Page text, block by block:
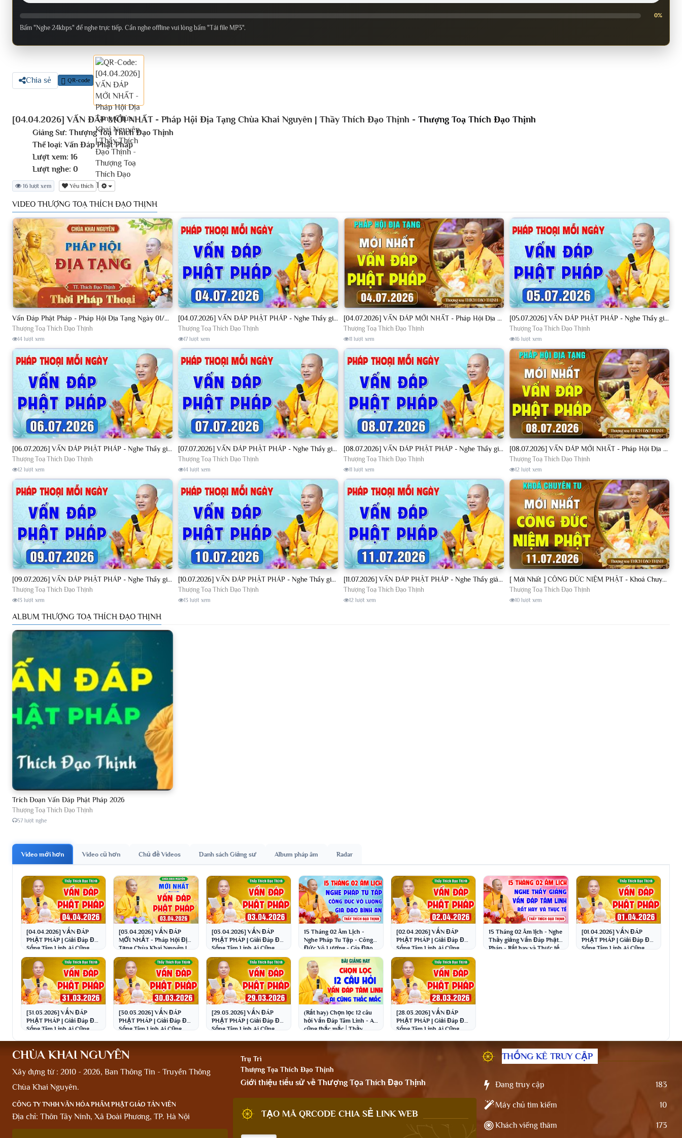
0%
Bấm "Nghe 24kbps" để nghe trực tiếp. Cần nghe offline vui lòng bấm "Tải file MP3".
Chia sẻ QR-code
[04.04.2026] VẤN ĐÁP MỚI NHẤT - Pháp Hội Địa Tạng Chùa Khai Nguyên | Thầy Thích Đạo Thịnh - Thượng Toạ Thích Đạo Thịnh
Giảng Sư: Thượng Toạ Thích Đạo Thịnh
Thể loại: Vấn Đáp Phật Pháp
Lượt xem: 16
Lượt nghe: 0
16 lượt xem Yêu thích
VIDEO THƯỢNG TOẠ THÍCH ĐẠO THỊNH
Vấn Đáp Phật Pháp - Pháp Hội Địa Tạng Ngày 01/08/2026│TT. Thích Đạo Thịnh
Thượng Toạ Thích Đạo Thịnh
14 lượt xem
[04.07.2026] VẤN ĐÁP PHẬT PHÁP - Nghe Thầy giảng Pháp mỗi ngày CÔNG ĐỨC VÔ LƯỢNG│TT. Thích Đạo Thịnh
Thượng Toạ Thích Đạo Thịnh
17 lượt xem
[04.07.2026] VẤN ĐÁP MỚI NHẤT - Pháp Hội Địa Tạng Chùa Khai Nguyên | TT. Thích Đạo Thịnh
Thượng Toạ Thích Đạo Thịnh
11 lượt xem
[05.07.2026] VẤN ĐÁP PHẬT PHÁP - Nghe Thầy giảng Pháp mỗi ngày CÔNG ĐỨC VÔ LƯỢNG│TT. Thích Đạo Thịnh
Thượng Toạ Thích Đạo Thịnh
16 lượt xem
[06.07.2026] VẤN ĐÁP PHẬT PHÁP - Nghe Thầy giảng Pháp mỗi ngày CÔNG ĐỨC VÔ LƯỢNG│TT. Thích Đạo Thịnh
Thượng Toạ Thích Đạo Thịnh
12 lượt xem
[07.07.2026] VẤN ĐÁP PHẬT PHÁP - Nghe Thầy giảng Pháp mỗi ngày CÔNG ĐỨC VÔ LƯỢNG│TT. Thích Đạo Thịnh
Thượng Toạ Thích Đạo Thịnh
14 lượt xem
[08.07.2026] VẤN ĐÁP PHẬT PHÁP - Nghe Thầy giảng Pháp mỗi ngày CÔNG ĐỨC VÔ LƯỢNG│TT. Thích Đạo Thịnh
Thượng Toạ Thích Đạo Thịnh
11 lượt xem
[08.07.2026] VẤN ĐÁP MỚI NHẤT - Pháp Hội Địa Tạng Chùa Khai Nguyên | TT. Thích Đạo Thịnh
Thượng Toạ Thích Đạo Thịnh
12 lượt xem
[09.07.2026] VẤN ĐÁP PHẬT PHÁP - Nghe Thầy giảng Pháp mỗi ngày CÔNG ĐỨC VÔ LƯỢNG│TT. Thích Đạo Thịnh
Thượng Toạ Thích Đạo Thịnh
13 lượt xem
[10.07.2026] VẤN ĐÁP PHẬT PHÁP - Nghe Thầy giảng Pháp mỗi ngày CÔNG ĐỨC VÔ LƯỢNG│TT. Thích Đạo Thịnh
Thượng Toạ Thích Đạo Thịnh
13 lượt xem
[11.07.2026] VẤN ĐÁP PHẬT PHÁP - Nghe Thầy giảng Pháp mỗi ngày CÔNG ĐỨC VÔ LƯỢNG│TT. Thích Đạo Thịnh
Thượng Toạ Thích Đạo Thịnh
12 lượt xem
[ Mới Nhất ] CÔNG ĐỨC NIỆM PHẬT - Khoá Chuyên Tu Chùa Khai Nguyên 11/07/2026 | TT. Thích Đạo Thịnh
Thượng Toạ Thích Đạo Thịnh
10 lượt xem
ALBUM THƯỢNG TOẠ THÍCH ĐẠO THỊNH
Trích Đoạn Vấn Đáp Phật Pháp 2026
Thượng Toạ Thích Đạo Thịnh
57 lượt nghe
Video mới hơn Video cũ hơn Chủ đề Videos Danh sách Giảng sư Album pháp âm Radar
[04.04.2026] VẤN ĐÁP
PHẬT PHÁP | Giải Đáp Đời
Sống Tâm Linh Ai Cũng
Gặp | Thầy Thích Đạo
Thịnh
[03.04.2026] VẤN ĐÁP
MỚI NHẤT - Pháp Hội Địa
Tạng Chùa Khai Nguyên |
Thầy Thích Đạo Thịnh
[03.04.2026] VẤN ĐÁP
PHẬT PHÁP | Giải Đáp Đời
Sống Tâm Linh Ai Cũng
Gặp | Thầy Thích Đạo
Thịnh
15 Tháng 02 Âm Lịch -
Nghe Pháp Tu Tập - Công
Đức Vô Lượng - Gia Đạo
Bình An│Thầy Thích Đạo
Thịnh
[02.04.2026] VẤN ĐÁP
PHẬT PHÁP | Giải Đáp Đời
Sống Tâm Linh Ai Cũng
Gặp | Thầy Thích Đạo
Thịnh
15 Tháng 02 Âm lịch - Nghe
Thầy giảng Vấn Đáp Phật
Pháp - Rất hay và Thực tế
[01.04.2026] VẤN ĐÁP
PHẬT PHÁP | Giải Đáp Đời
Sống Tâm Linh Ai Cũng
[31.03.2026] VẤN ĐÁP
PHẬT PHÁP | Giải Đáp Đời
Sống Tâm Linh Ai Cũng
[30.03.2026] VẤN ĐÁP
PHẬT PHÁP | Giải Đáp Đời
Sống Tâm Linh Ai Cũng
[29.03.2026] VẤN ĐÁP
PHẬT PHÁP | Giải Đáp Đời
Sống Tâm Linh Ai Cũng
(Rất hay) Chọn lọc 12 câu
hỏi Vấn Đáp Tâm Linh - Ai
cũng thắc mắc│Thầy
[28.03.2026] VẤN ĐÁP
PHẬT PHÁP | Giải Đáp Đời
Sống Tâm Linh Ai Cũng
CHÙA KHAI NGUYÊN
Xây dựng từ : 2010 - 2026, Ban Thông Tin - Truyền Thông
Chùa Khai Nguyên.
CÔNG TY TNHH VĂN HÓA PHẨM PHẬT GIÁO TẢN VIÊN
Địa chỉ: Thôn Tây Ninh, Xã Đoài Phương, TP. Hà Nội
Trụ Trì
Thượng Tọa Thích Đạo Thịnh
Giới thiệu tiểu sử về Thượng Tọa Thích Đạo Thịnh
TẠO MÃ QRCODE CHIA SẺ LINK WEB
THỐNG KÊ TRUY CẬP
Đang truy cập 183
Máy chủ tìm kiếm 10
Khách viếng thăm 173